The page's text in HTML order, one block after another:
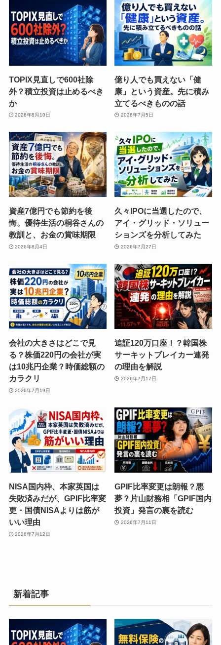
TOPIX見直しで600社除
外？積立投資は止めるべき
か
2026年8月10日
億り人でも買えない「健
康」という資産。先に積み
立てるべきものの話
2026年7月5日
資産7億円でも節約を後
悔。優待生活の桐谷さんの
教訓と、お金の賞味期限
2026年8月4日
久々IPOに当選したので、
アイ・グリッド・ソリュー
ションズを分析してみた
2026年7月27日
会社の大きさはどこで見
る？株価220円の会社が実
は10兆円企業？時価総額の
カラクリ
2026年7月19日
追証120万口座！？韓国株
サーキットブレイカー連発
の理由を解説
2026年7月17日
NISA国内枠、本家英国は
失敗済みだが、GPIF比率変
更・国債NISAよりは筋が
いい理由
2026年7月12日
GPIF比率変更は朗報？悪
夢？片山財務相「GPIF国内
投資」発言の裏を読む
2026年7月11日
新着記事